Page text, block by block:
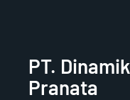
PT.
Pranata